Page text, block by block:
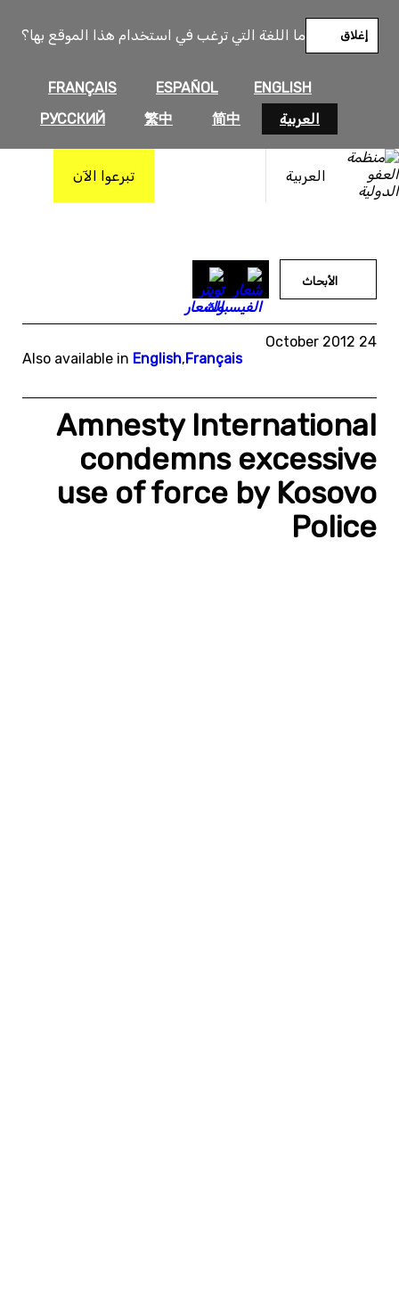
ما اللغة التي ترغب في استخدام هذا الموقع بها؟
ENGLISH
ESPAÑOL
FRANÇAIS
العربية
简中
繁中
РУССКИЙ
إغلاق
العربية تبرعوا الآن
المحتوى
الأبحاث
24 October 2012
Also available in English,Français
Amnesty International
condemns excessive
use of force by Kosovo
Police